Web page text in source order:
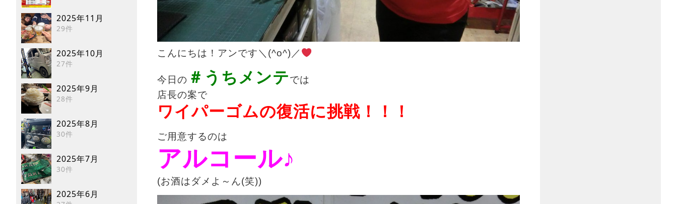
2025年11月
29件
2025年10月
27件
2025年9月
28件
2025年8月
30件
2025年7月
30件
2025年6月
こんにちは！アンです＼(^o^)／
今日の ＃うちメンテでは
店長の案で
ワイパーゴムの復活に挑戦！！！
ご用意するのは
アルコール♪
(お酒はダメよ～ん(笑))